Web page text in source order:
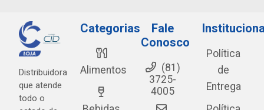
Distribuidora
que atende
todo o
Categorias
Alimentos
Fale
Conosco
(81)
3725-
4005
Política
de
Entrega